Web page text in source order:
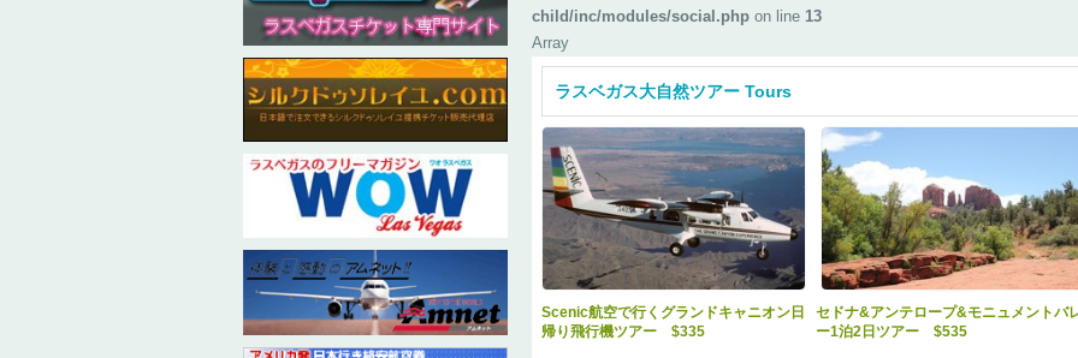
child/inc/modules/social.php on line 13
Array
ラスベガス大自然ツアー Tours
Scenic航空で行くグランドキャニオン日
帰り飛行機ツアー $335
セドナ&アンテロープ&モニュメントバ
ー1泊2日ツアー $535